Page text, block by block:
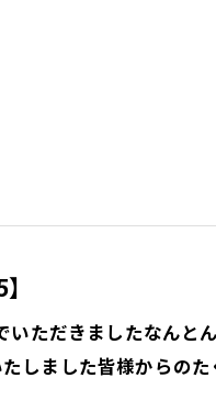
ただきましたなんと
しました皆様からの